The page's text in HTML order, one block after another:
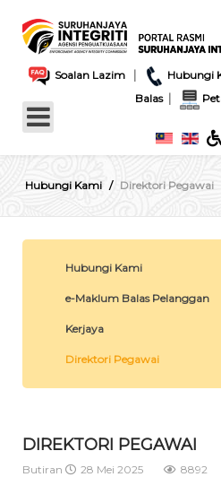
Soalan Lazim | Hubungi
Balas|
Hubungi Kami Direktori Pegawai
Hubungi Kami
e-Maklum Balas Pelanggan
Kerjaya
Direktori Pegawai
DIREKTORI PEGAWAI
Butiran 28 Mei 2025 8892